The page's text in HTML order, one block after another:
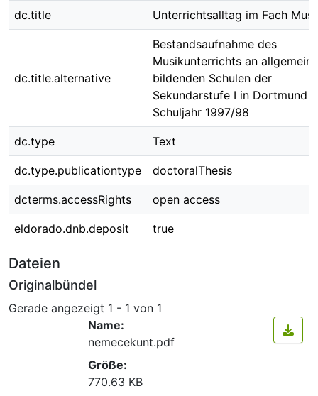
dc.title Unterrichtsalltag im Fach
dc.title.alternative
Bestandsaufnahme des
Musikunterrichts an allgemein
bildenden Schulen der
Sekundarstufe I in Dortmund
Schuljahr 1997/98
dc.type Text
dc.type.publicationtype doctoralThesis
dcterms.accessRights open access
eldorado.dnb.deposit true
Dateien
Originalbündel
Gerade angezeigt 1 - 1 von 1
Name:
nemecekunt.pdf
Größe:
770.63 KB